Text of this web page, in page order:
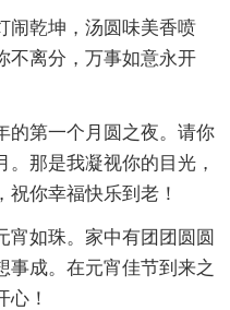
闹乾坤，汤圆味美香喷
不离分，万事如意永开
的第一个月圆之夜。请你
那是我凝视你的目光，
你幸福快乐到老！
宵如珠。家中有团团圆圆
事成。在元宵佳节到来之
心！